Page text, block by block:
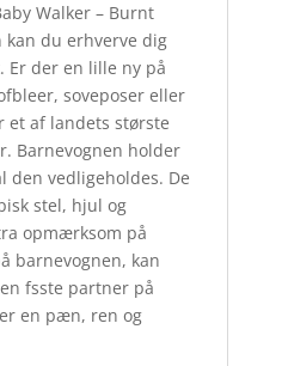
Walker – Burnt
kan du erhverve dig
Er der en lille ny på
soveposer eller
et af landets største
Barnevognen holder
den vedligeholdes. De
stel, hjul og
opmærksom på
barnevognen, kan
fsste partner på
en pæn, ren og